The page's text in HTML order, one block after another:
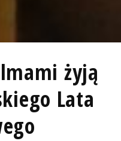
żyją
Lata